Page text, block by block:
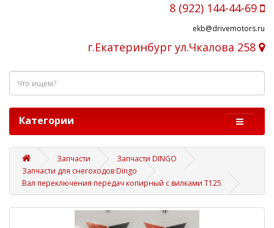
8 (922) 144-44-69
ekb@drivemotors.ru
г.Екатеринбург ул.Чкалова 258
Категории
Запчасти
Запчасти DINGO
Запчасти для снегоходов Dingo
Вал переключения передач копирный с вилками Т125